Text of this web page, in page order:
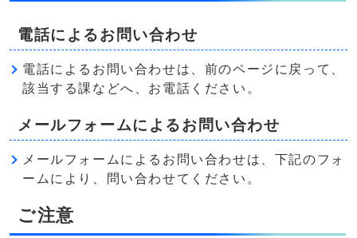
電話によるお問い合わせ
電話によるお問い合わせは、前のページに戻って、
該当する課などへ、お電話ください。
メールフォームによるお問い合わせ
メールフォームによるお問い合わせは、下記のフォ
ームにより、問い合わせてください。
ご注意